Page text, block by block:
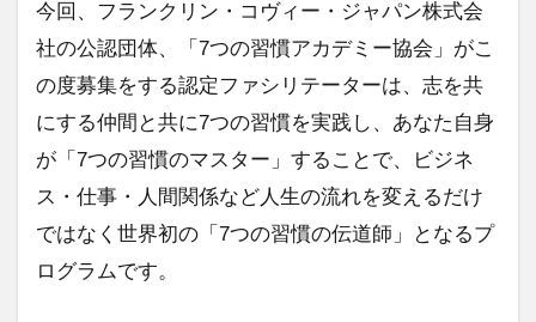
今回、フランクリン・コヴィー・ジャパン株式会
社の公認団体、「7つの習慣アカデミー協会」がこ
の度募集をする認定ファシリテーターは、志を共
にする仲間と共に7つの習慣を実践し、あなた自身
が「7つの習慣のマスター」することで、ビジネ
ス・仕事・人間関係など人生の流れを変えるだけ
ではなく世界初の「7つの習慣の伝道師」となるプ
ログラムです。